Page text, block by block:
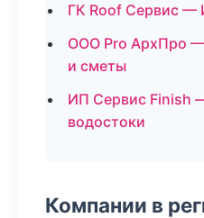
ГК Roof Сервис —
ООО Pro АрхПро
и сметы
ИП Сервис Finish
водостоки
Компании в